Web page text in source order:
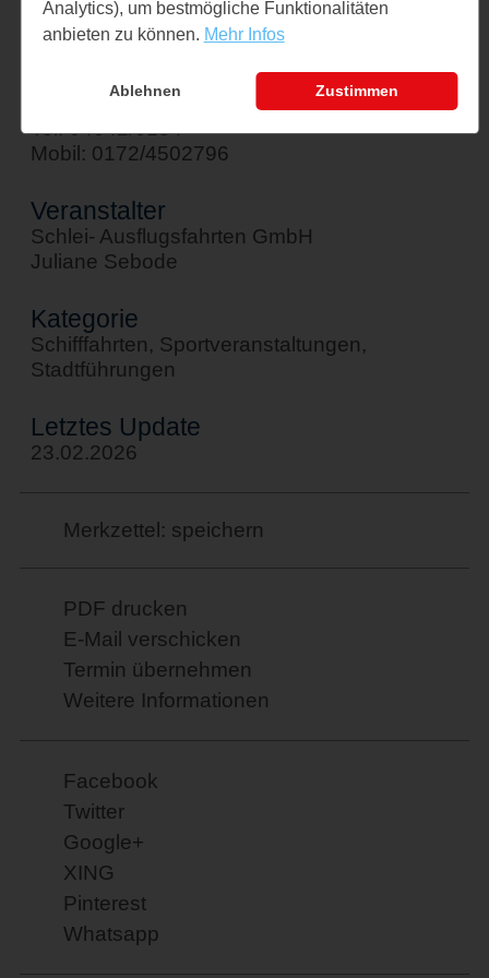
↪ Google Maps öffnen
sebode@schlei-ausflugsfahrten.de
Tel: 04642/6184
Mobil: 0172/4502796
Veranstalter
Schlei- Ausflugsfahrten GmbH
Juliane Sebode
Kategorie
Schifffahrten, Sportveranstaltungen,
Stadtführungen
Letztes Update
23.02.2026
Merkzettel: speichern
PDF drucken
E-Mail verschicken
Termin übernehmen
Weitere Informationen
Facebook
Twitter
Google+
XING
Pinterest
Whatsapp
Analytics), um bestmögliche Funktionalitäten
anbieten zu können. Mehr Infos
Ablehnen Zustimmen